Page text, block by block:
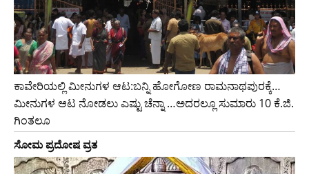
ಕಾವೇರಿಯಲ್ಲಿ ಮೀನುಗಳ ಆಟ:ಬನ್ನಿ ಹೋಗೋಣ ರಾಮನಾಥಪುರಕ್ಕೆ…
ಮೀನುಗಳ ಆಟ ನೋಡಲು ಎಷ್ಟು ಚೆನ್ನಾ …ಅದರಲ್ಲೂ ಸುಮಾರು 10 ಕೆ.ಜಿ.
ಗಿಂತಲೂ
ಸೋಮ ಪ್ರದೋಷ ವ್ರತ